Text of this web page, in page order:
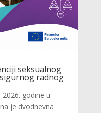
seksualnog
radnog
godine u
je dvodnevna